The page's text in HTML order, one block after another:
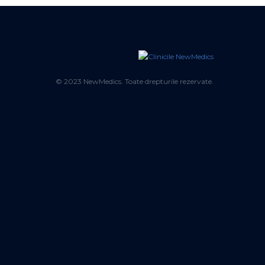
© 2023 NewMedics. Toate drepturile rezervate.